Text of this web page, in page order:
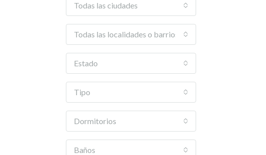
Todas las ciudades
Todas las localidades o barrios
Estado
Tipo
Dormitorios
Baños